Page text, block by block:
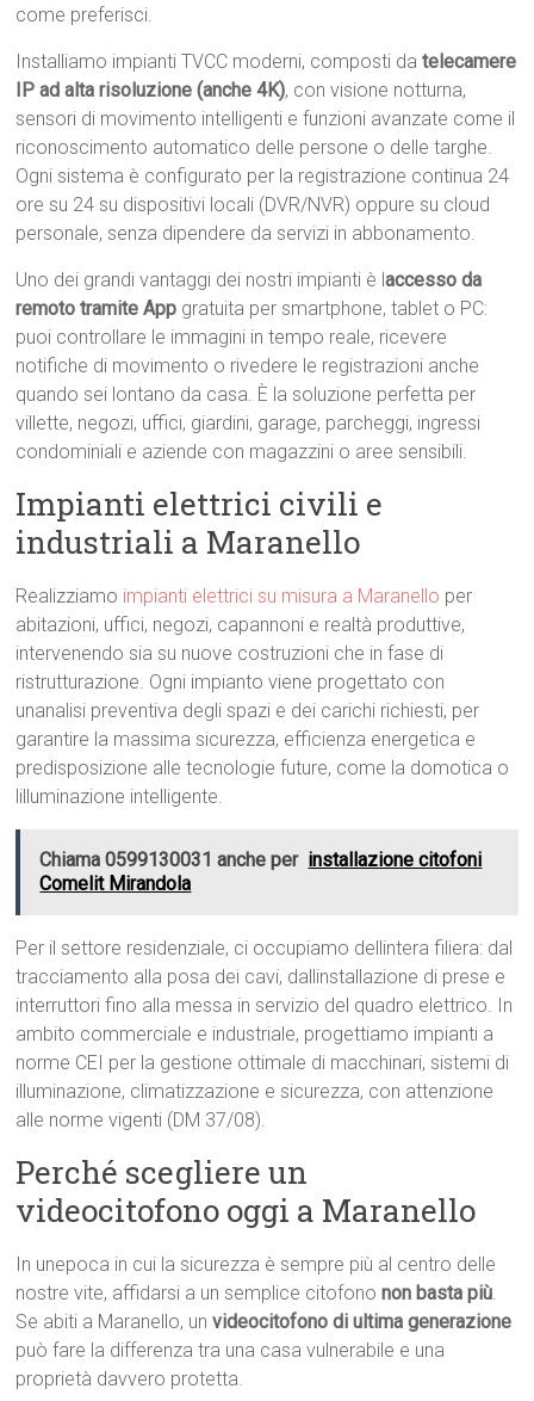
come preferisci.
Installiamo impianti TVCC moderni, composti datelecamere
IP ad alta risoluzione (anche 4K), con visione notturna,
sensori di movimento intelligenti e funzioni avanzate come il
riconoscimento automatico delle persone o delle targhe.
Ogni sistema è configurato per la registrazione continua 24
ore su 24 su dispositivi locali (DVR/NVR) oppure su cloud
personale, senza dipendere da servizi in abbonamento.
Uno dei grandi vantaggi dei nostri impianti è laccesso da
remoto tramite App gratuita per smartphone, tablet o PC:
puoi controllare le immagini in tempo reale, ricevere
notifiche di movimento o rivedere le registrazioni anche
quando sei lontano da casa. È la soluzione perfetta per
villette, negozi, uffici, giardini, garage, parcheggi, ingressi
condominiali e aziende con magazzini o aree sensibili.
Impianti elettrici civili e
industriali a Maranello
Realizziamo impianti elettrici su misura a Maranello per
abitazioni, uffici, negozi, capannoni e realtà produttive,
intervenendo sia su nuove costruzioni che in fase di
ristrutturazione. Ogni impianto viene progettato con
unanalisi preventiva degli spazi e dei carichi richiesti, per
garantire la massima sicurezza, efficienza energetica e
predisposizione alle tecnologie future, come la domotica o
lilluminazione intelligente.
Chiama 0599130031 anche per installazione citofoni
Comelit Mirandola
Per il settore residenziale, ci occupiamo dellintera filiera: dal
tracciamento alla posa dei cavi, dallinstallazione di prese e
interruttori fino alla messa in servizio del quadro elettrico. In
ambito commerciale e industriale, progettiamo impianti a
norme CEI per la gestione ottimale di macchinari, sistemi di
illuminazione, climatizzazione e sicurezza, con attenzione
alle norme vigenti (DM 37/08).
Perché scegliere un
videocitofono oggi a Maranello
In unepoca in cui la sicurezza è sempre più al centro delle
nostre vite, affidarsi a un semplice citofononon basta più.
Se abiti a Maranello, unvideocitofono di ultima generazione
può fare la differenza tra una casa vulnerabile e una
proprietà davvero protetta.